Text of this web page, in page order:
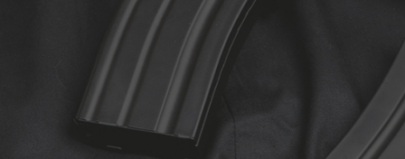
AKTUELLE TERMINE
LEHRGANGSANGEBOT
DAS TEAM
VIP-LOUNGE
KONTAKT